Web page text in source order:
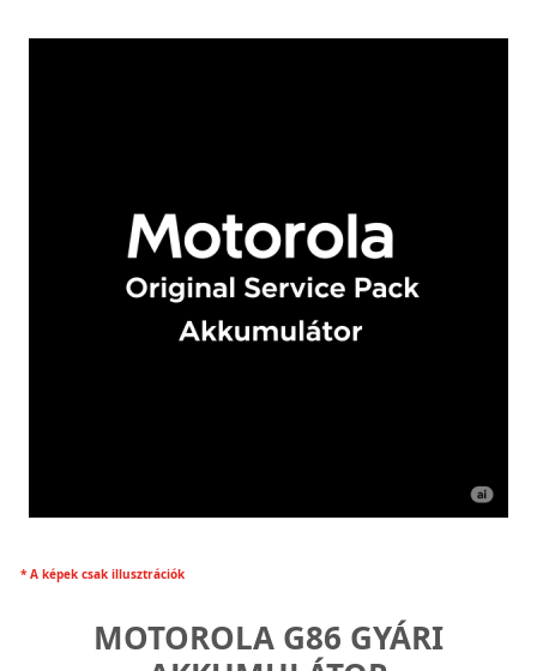
* A képek csak illusztrációk
MOTOROLA G86 GYÁRI